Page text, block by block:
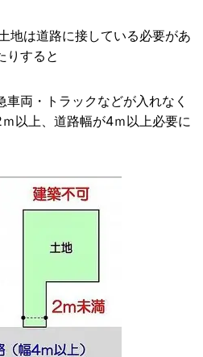
地は道路に接している必要があ
りすると
両・トラックなどが入れなく
以上、道路幅が4ｍ以上必要に